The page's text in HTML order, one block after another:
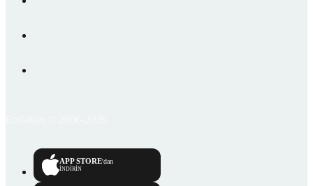
APP STORE'dan
İNDİRİN